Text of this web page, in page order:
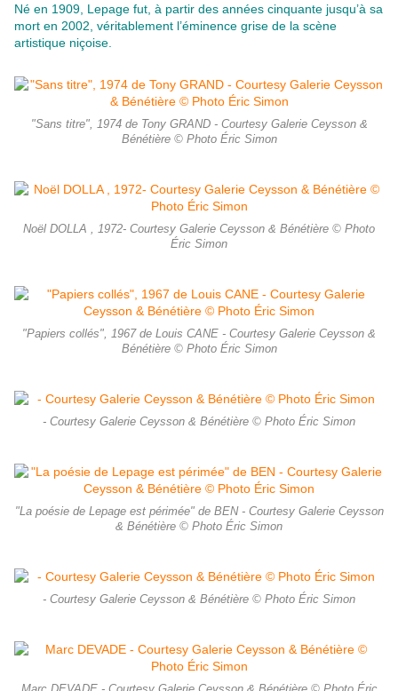
Né en 1909, Lepage fut, à partir des années cinquante jusqu’à sa
mort en 2002, véritablement l’éminence grise de la scène
artistique niçoise.
"Sans titre", 1974 de Tony GRAND - Courtesy Galerie Ceysson &
Bénétière © Photo Éric Simon
Noël DOLLA , 1972- Courtesy Galerie Ceysson & Bénétière © Photo
Éric Simon
"Papiers collés", 1967 de Louis CANE - Courtesy Galerie Ceysson &
Bénétière © Photo Éric Simon
- Courtesy Galerie Ceysson & Bénétière © Photo Éric Simon
"La poésie de Lepage est périmée" de BEN - Courtesy Galerie Ceysson
& Bénétière © Photo Éric Simon
- Courtesy Galerie Ceysson & Bénétière © Photo Éric Simon